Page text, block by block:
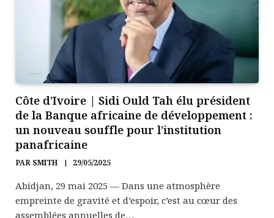
Côte d’Ivoire | Sidi Ould Tah élu président
de la Banque africaine de développement :
un nouveau souffle pour l’institution
panafricaine
PAR SMITH 29/05/2025
Abidjan, 29 mai 2025 — Dans une atmosphère
empreinte de gravité et d’espoir, c’est au cœur des
assemblées annuelles de…